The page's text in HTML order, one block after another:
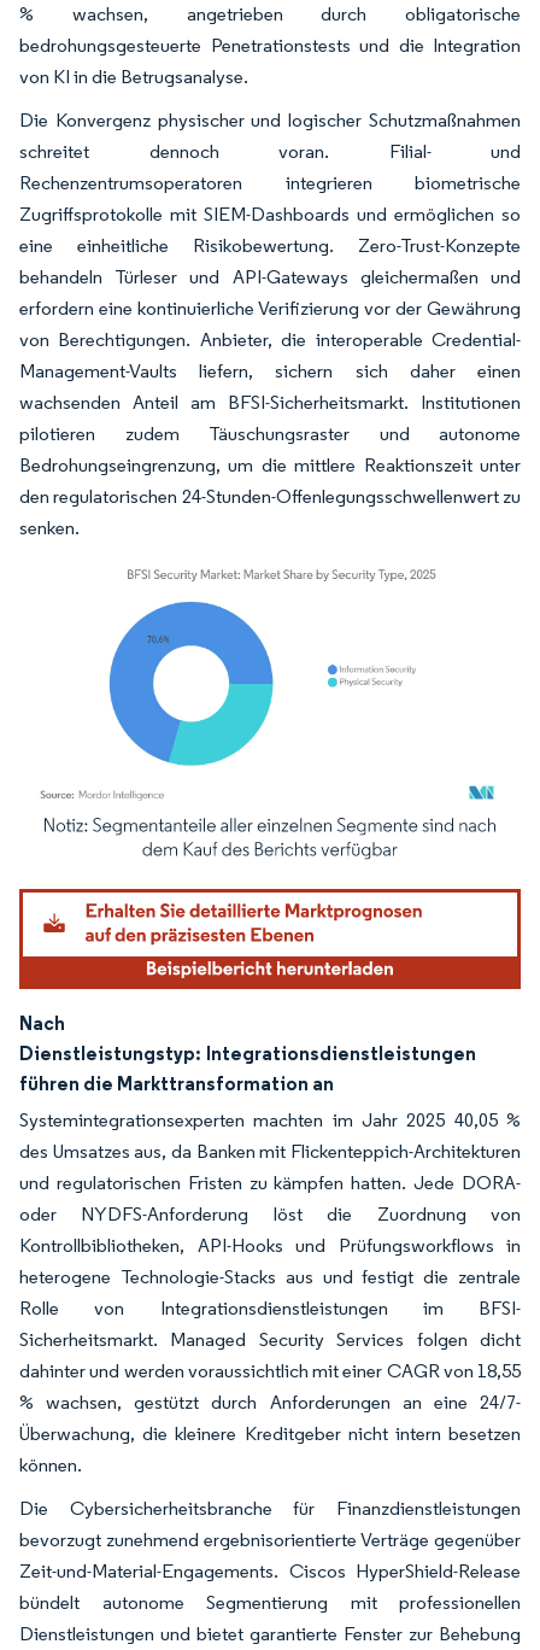
% wachsen, angetrieben durch obligatorische
bedrohungsgesteuerte Penetrationstests und die Integration
von KI in die Betrugsanalyse.
Die Konvergenz physischer und logischer Schutzmaßnahmen
schreitet dennoch voran. Filial- und
Rechenzentrumsoperatoren integrieren biometrische
Zugriffsprotokolle mit SIEM-Dashboards und ermöglichen so
eine einheitliche Risikobewertung. Zero-Trust-Konzepte
behandeln Türleser und API-Gateways gleichermaßen und
erfordern eine kontinuierliche Verifizierung vor der Gewährung
von Berechtigungen. Anbieter, die interoperable Credential-
Management-Vaults liefern, sichern sich daher einen
wachsenden Anteil am BFSI-Sicherheitsmarkt. Institutionen
pilotieren zudem Täuschungsraster und autonome
Bedrohungseingrenzung, um die mittlere Reaktionszeit unter
den regulatorischen 24-Stunden-Offenlegungsschwellenwert zu
senken.
Bild © Mordor Intelligence. Wiederverwendung erfordert Namensnennung
Nach
Dienstleistungstyp: Integrationsdienstleistungen
führen die Markttransformation an
Systemintegrationsexperten machten im Jahr 2025 40,05 %
des Umsatzes aus, da Banken mit Flickenteppich-Architekturen
und regulatorischen Fristen zu kämpfen hatten. Jede DORA-
oder NYDFS-Anforderung löst die Zuordnung von
Kontrollbibliotheken, API-Hooks und Prüfungsworkflows in
heterogene Technologie-Stacks aus und festigt die zentrale
Rolle von Integrationsdienstleistungen im BFSI-
Sicherheitsmarkt. Managed Security Services folgen dicht
dahinter und werden voraussichtlich mit einer CAGR von 18,55
% wachsen, gestützt durch Anforderungen an eine 24/7-
Überwachung, die kleinere Kreditgeber nicht intern besetzen
können.
Die Cybersicherheitsbranche für Finanzdienstleistungen
bevorzugt zunehmend ergebnisorientierte Verträge gegenüber
Zeit-und-Material-Engagements. Ciscos HyperShield-Release
bündelt autonome Segmentierung mit professionellen
Dienstleistungen und bietet garantierte Fenster zur Behebung